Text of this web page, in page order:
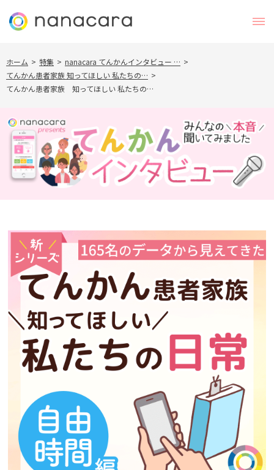
ホーム > 特集 > nanacara てんかんインタビュー … >
てんかん患者家族 知ってほしい 私たちの… >
てんかん患者家族 知ってほしい 私たちの…